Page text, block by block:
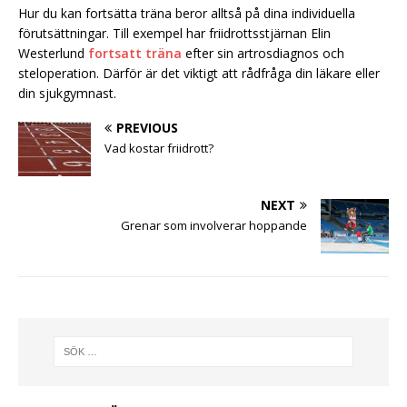
Hur du kan fortsätta träna beror alltså på dina individuella
förutsättningar. Till exempel har friidrottsstjärnan Elin
Westerlund fortsatt träna efter sin artrosdiagnos och
steloperation. Därför är det viktigt att rådfråga din läkare eller
din sjukgymnast.
PREVIOUS
Vad kostar friidrott?
NEXT
Grenar som involverar hoppande